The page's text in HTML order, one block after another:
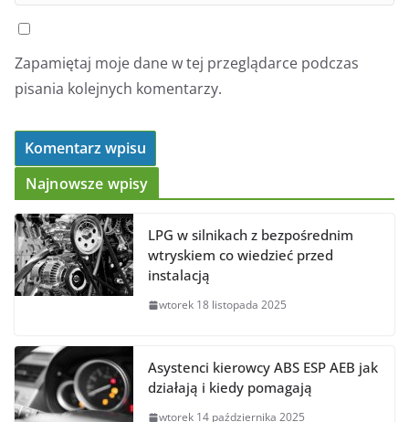
Zapamiętaj moje dane w tej przeglądarce podczas
pisania kolejnych komentarzy.
Najnowsze wpisy
LPG w silnikach z bezpośrednim
wtryskiem co wiedzieć przed
instalacją
wtorek 18 listopada 2025
Asystenci kierowcy ABS ESP AEB jak
działają i kiedy pomagają
wtorek 14 października 2025